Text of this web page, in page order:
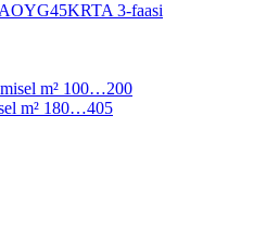
3-faasi
m² 100…200
m² 180…405